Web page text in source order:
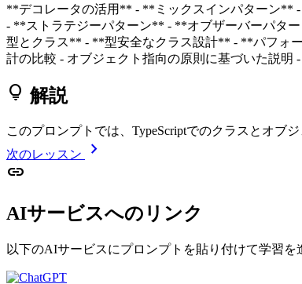
**デコレータの活用** - **ミックスインパターン**
- **ストラテジーパターン** - **オブザーバーパタ
型とクラス** - **型安全なクラス設計** - **パフォ
計の比較 - オブジェクト指向の原則に基づいた説明
lightbulb 解説
このプロンプトでは、TypeScriptでのクラスとオブ
次のレッスン
chevron_right
link
AIサービスへのリンク
以下のAIサービスにプロンプトを貼り付けて学習